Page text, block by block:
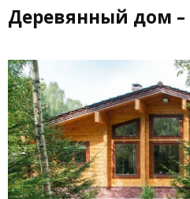
Деревянный дом –